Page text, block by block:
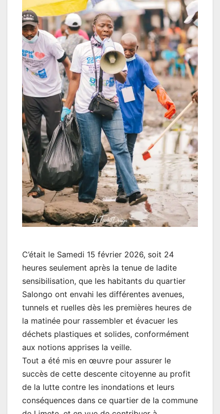
C’était le Samedi 15 février 2026, soit 24
heures seulement après la tenue de ladite
sensibilisation, que les habitants du quartier
Salongo ont envahi les différentes avenues,
tunnels et ruelles dès les premières heures de
la matinée pour rassembler et évacuer les
déchets plastiques et solides, conformément
aux notions apprises la veille.
Tout a été mis en œuvre pour assurer le
succès de cette descente citoyenne au profit
de la lutte contre les inondations et leurs
conséquences dans ce quartier de la commune